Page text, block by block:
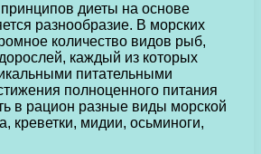
диеты на основе
разнообразие. В морских
количество видов рыб,
каждый из которых
питательными
полноценного питания
в рацион разные виды морской
креветки, мидии, осьминоги,